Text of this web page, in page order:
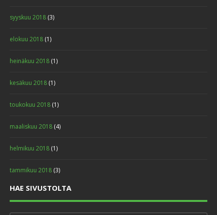
syyskuu 2018 (3)
elokuu 2018 (1)
heinäkuu 2018 (1)
kesäkuu 2018 (1)
toukokuu 2018 (1)
maaliskuu 2018 (4)
helmikuu 2018 (1)
tammikuu 2018 (3)
HAE SIVUSTOLTA